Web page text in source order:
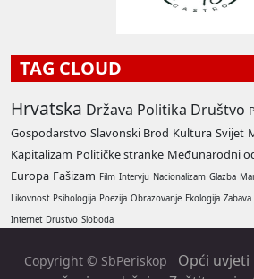
TAG CLOUD
Hrvatska Država Politika Društvo
Gospodarstvo Slavonski Brod Kultura Svijet
Kapitalizam Političke stranke Međunarodni
Europa Fašizam Film Intervju Nacionalizam Glazba
Likovnost Psihologija Poezija Obrazovanje Ekologija Zabava
Internet Drustvo Sloboda
Copyright © SbPeriskop Opći